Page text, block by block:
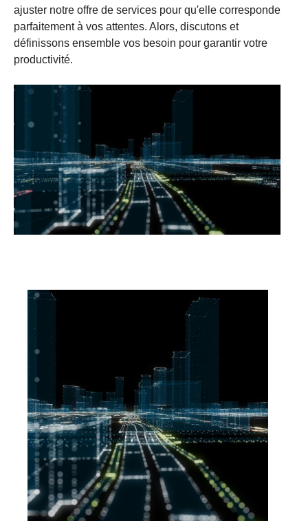
ajuster notre offre de services pour qu'elle corresponde
parfaitement à vos attentes. Alors, discutons et
définissons ensemble vos besoin pour garantir votre
productivité.